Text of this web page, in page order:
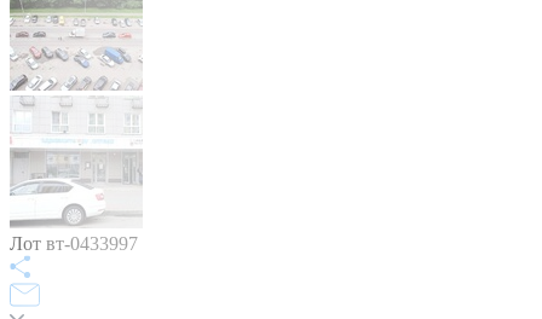
Лот вт-0433997